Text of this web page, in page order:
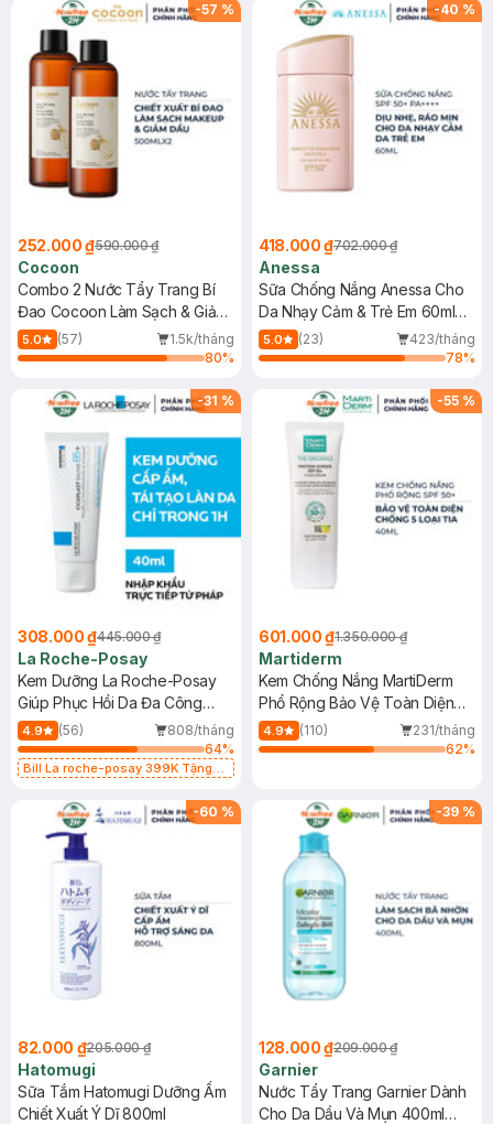
-57 %
252.000 ₫590.000 ₫
Cocoon
Combo 2 Nước Tẩy Trang Bí
Đao Cocoon Làm Sạch & Giảm
Dầu 500ml
5.0 (57)
1.5k/tháng
80%
-40 %
418.000 ₫702.000 ₫
Anessa
Sữa Chống Nắng Anessa Cho
Da Nhạy Cảm & Trẻ Em 60ml
(Mới)
5.0 (23)
423/tháng
78%
-31 %
308.000 ₫445.000 ₫
La Roche-Posay
Kem Dưỡng La Roche-Posay
Giúp Phục Hồi Da Đa Công
Dụng 40ml
4.9 (56)
808/tháng
64%
Bill La roche-posay 399K Tặng
(SL có hạn)
-55 %
601.000 ₫1.350.000 ₫
Martiderm
Kem Chống Nắng MartiDerm
Phổ Rộng Bảo Vệ Toàn Diện
40ml
4.9 (110)
231/tháng
62%
-60 %
82.000 ₫205.000 ₫
Hatomugi
Sữa Tắm Hatomugi Dưỡng Ẩm
Chiết Xuất Ý Dĩ 800ml
-39 %
128.000 ₫209.000 ₫
Garnier
Nước Tẩy Trang Garnier Dành
Cho Da Dầu Và Mụn 400ml